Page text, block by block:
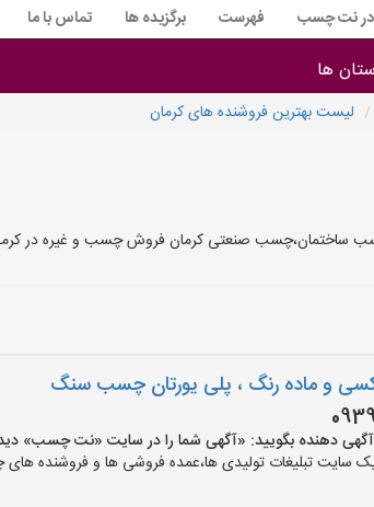
در نت چسب فهرست برگزیده ها تماس با ما
ها
لیست بهترین فروشنده های کرمان
صنعتی کرمان فروش چسب و غیره در
و ماده رنگ ، پلی یورتان چسب سنگ
دهنده بگویید: «آگهی شما را در سایت «نت چسب» دیده ام و کد
تبلیغات تولیدی ها،عمده فروشی ها و فروشنده